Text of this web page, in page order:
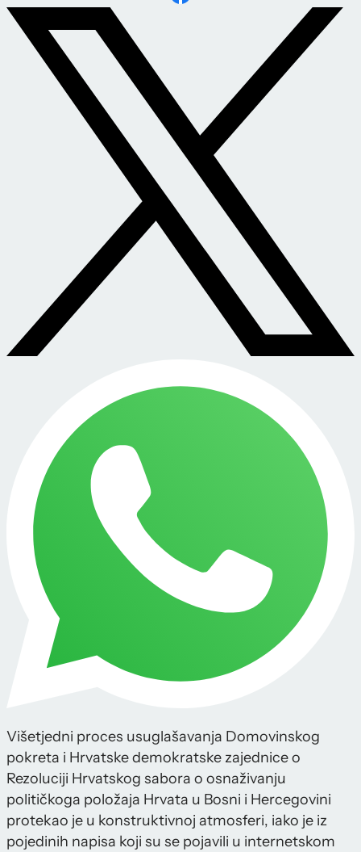
Višetjedni proces usuglašavanja Domovinskog
pokreta i Hrvatske demokratske zajednice o
Rezoluciji Hrvatskog sabora o osnaživanju
političkoga položaja Hrvata u Bosni i Hercegovini
protekao je u konstruktivnoj atmosferi, iako je iz
pojedinih napisa koji su se pojavili u internetskom